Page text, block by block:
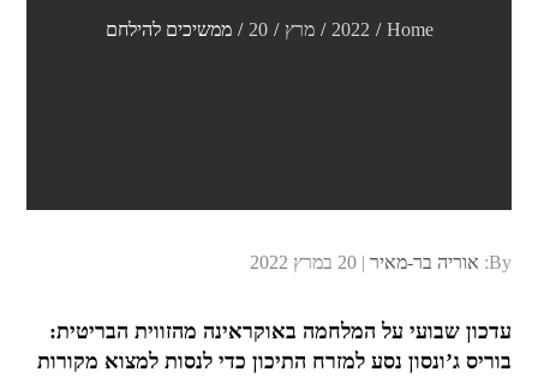
Home
2022 מרץ 20 ממשיכים להילחם
By: אוריה בר-מאיר
Posted
20 במרץ 2022
עדכון שבועי על המלחמה באוקראינה מהזווית הבריטית:
בוריס ג’ונסון נסע למזרח התיכון כדי לנסות למצוא מקורות